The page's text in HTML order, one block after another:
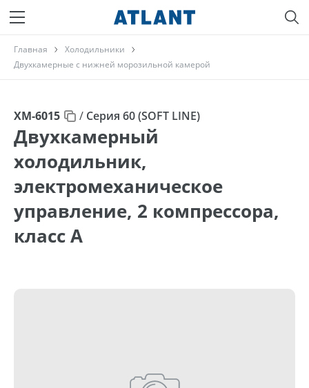
Главная
Холодильники
Двухкамерные с нижней морозильной камерой
ХМ-6015 / Серия 60 (SOFT LINE)
Двухкамерный
холодильник,
электромеханическое
управление, 2 компрессора,
класс A